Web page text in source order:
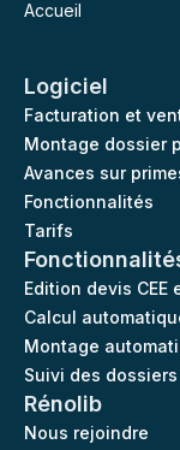
Accueil
Logiciel
Facturation et
Montage dossier
Avances sur
Fonctionnalités
Tarifs
Edition devis CEE
Calcul
Montage
Suivi des
Rénolib
Nous rejoindre